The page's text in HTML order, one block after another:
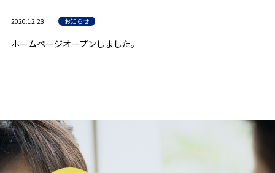
2020.12.28 お知らせ
ホームページオープンしました。